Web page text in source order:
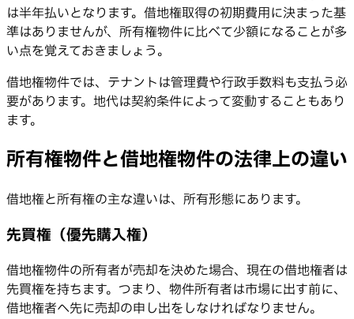
は半年払いとなります。借地権取得の初期費用に決まった基
準はありませんが、所有権物件に比べて少額になることが多
い点を覚えておきましょう。
借地権物件では、テナントは管理費や行政手数料も支払う必
要があります。地代は契約条件によって変動することもあり
ます。
所有権物件と借地権物件の法律上の違い
借地権と所有権の主な違いは、所有形態にあります。
先買権（優先購入権）
借地権物件の所有者が売却を決めた場合、現在の借地権者は
先買権を持ちます。つまり、物件所有者は市場に出す前に、
借地権者へ先に売却の申し出をしなければなりません。